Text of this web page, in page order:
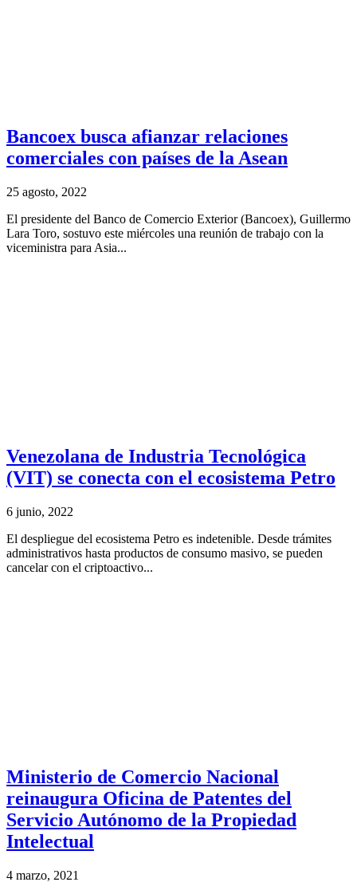
Bancoex busca afianzar relaciones
comerciales con países de la Asean
25 agosto, 2022
El presidente del Banco de Comercio Exterior (Bancoex), Guillermo
Lara Toro, sostuvo este miércoles una reunión de trabajo con la
viceministra para Asia...
Venezolana de Industria Tecnológica
(VIT) se conecta con el ecosistema Petro
6 junio, 2022
El despliegue del ecosistema Petro es indetenible. Desde trámites
administrativos hasta productos de consumo masivo, se pueden
cancelar con el criptoactivo...
Ministerio de Comercio Nacional
reinaugura Oficina de Patentes del
Servicio Autónomo de la Propiedad
Intelectual
4 marzo, 2021